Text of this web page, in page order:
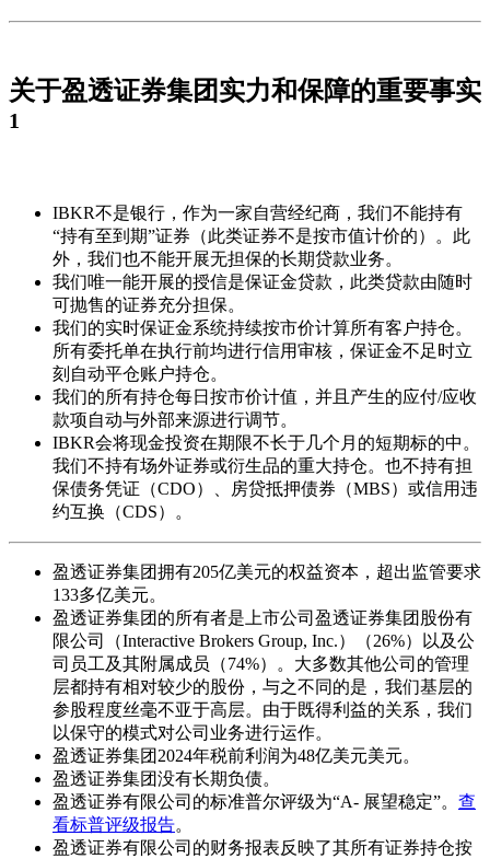
关于盈透证券集团实力和保障的重要事实
1
IBKR不是银行，作为一家自营经纪商，我们不能持有
“持有至到期”证券（此类证券不是按市值计价的）。此
外，我们也不能开展无担保的长期贷款业务。
我们唯一能开展的授信是保证金贷款，此类贷款由随时
可抛售的证券充分担保。
我们的实时保证金系统持续按市价计算所有客户持仓。
所有委托单在执行前均进行信用审核，保证金不足时立
刻自动平仓账户持仓。
我们的所有持仓每日按市价计值，并且产生的应付/应收
款项自动与外部来源进行调节。
IBKR会将现金投资在期限不长于几个月的短期标的中。
我们不持有场外证券或衍生品的重大持仓。也不持有担
保债务凭证（CDO）、房贷抵押债券（MBS）或信用违
约互换（CDS）。
盈透证券集团拥有205亿美元的权益资本，超出监管要求
133多亿美元。
盈透证券集团的所有者是上市公司盈透证券集团股份有
限公司（Interactive Brokers Group, Inc.）（26%）以及公
司员工及其附属成员（74%）。大多数其他公司的管理
层都持有相对较少的股份，与之不同的是，我们基层的
参股程度丝毫不亚于高层。由于既得利益的关系，我们
以保守的模式对公司业务进行运作。
盈透证券集团2024年税前利润为48亿美元美元。
盈透证券集团没有长期负债。
盈透证券有限公司的标准普尔评级为“A- 展望稳定”。 查
看标普评级报告。
盈透证券有限公司的财务报表反映了其所有证券持仓按